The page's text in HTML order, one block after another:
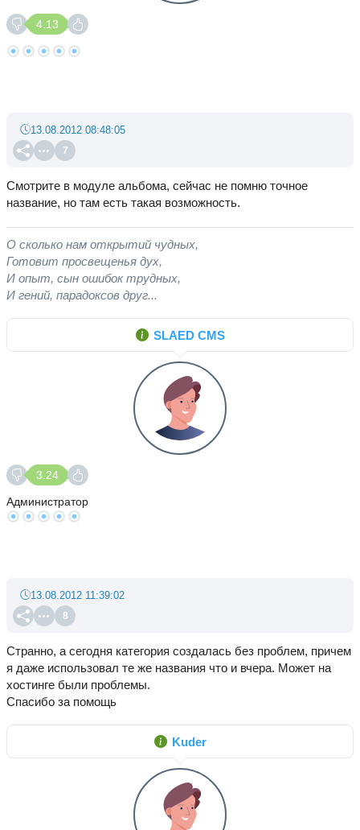
4.13
7
13.08.2012 08:48:05
Смотрите в модуле альбома, сейчас не помню точное
название, но там есть такая возможность.
О сколько нам открытий чудных,
Готовит просвещенья дух,
И опыт, сын ошибок трудных,
И гений, парадоксов друг...
SLAED CMS
3.24
Администратор
8
13.08.2012 11:39:02
Странно, а сегодня категория создалась без проблем, причем
я даже использовал те же названия что и вчера. Может на
хостинге были проблемы.
Спасибо за помощь
Kuder